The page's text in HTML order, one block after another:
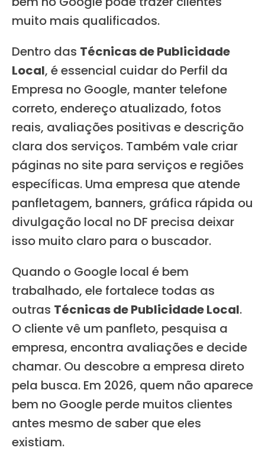
muito mais qualificados.
Dentro das Técnicas de Publicidade
Local, é essencial cuidar do Perfil da
Empresa no Google, manter telefone
correto, endereço atualizado, fotos
reais, avaliações positivas e descrição
clara dos serviços. Também vale criar
páginas no site para serviços e regiões
específicas. Uma empresa que atende
panfletagem, banners, gráfica rápida ou
divulgação local no DF precisa deixar
isso muito claro para o buscador.
Quando o Google local é bem
trabalhado, ele fortalece todas as
outras Técnicas de Publicidade Local.
O cliente vê um panfleto, pesquisa a
empresa, encontra avaliações e decide
chamar. Ou descobre a empresa direto
pela busca. Em 2026, quem não aparece
bem no Google perde muitos clientes
antes mesmo de saber que eles
existiam.